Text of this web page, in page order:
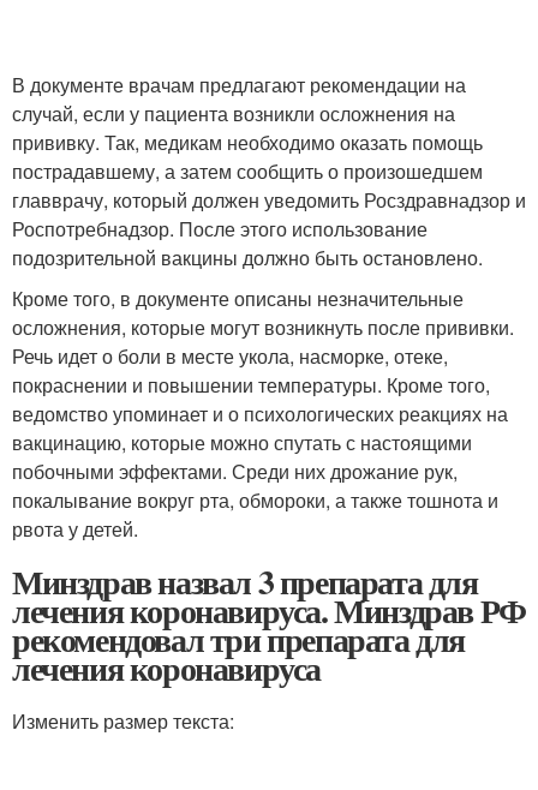
В документе врачам предлагают рекомендации на
случай, если у пациента возникли осложнения на
прививку. Так, медикам необходимо оказать помощь
пострадавшему, а затем сообщить о произошедшем
главврачу, который должен уведомить Росздравнадзор и
Роспотребнадзор. После этого использование
подозрительной вакцины должно быть остановлено.
Кроме того, в документе описаны незначительные
осложнения, которые могут возникнуть после прививки.
Речь идет о боли в месте укола, насморке, отеке,
покраснении и повышении температуры. Кроме того,
ведомство упоминает и о психологических реакциях на
вакцинацию, которые можно спутать с настоящими
побочными эффектами. Среди них дрожание рук,
покалывание вокруг рта, обмороки, а также тошнота и
рвота у детей.
Минздрав назвал 3 препарата для
лечения коронавируса. Минздрав РФ
рекомендовал три препарата для
лечения коронавируса
Изменить размер текста: